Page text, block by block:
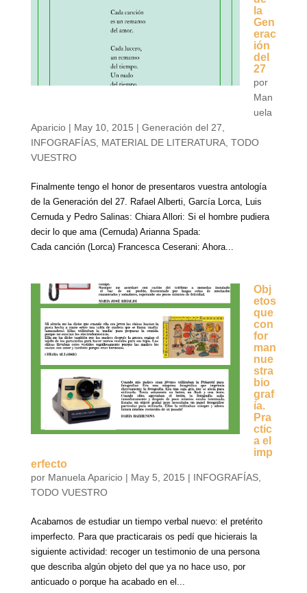
la
Gen
erac
ión
del
27
por
Man
uela
Aparicio| May 10, 2015 | Generación del 27
INFOGRAFÍAS, MATERIAL DE LITERATURA, TODO
VUESTRO
Finalmente tengo el honor de presentaros vuestra antología
de la Generación del 27. Rafael Alberti, García Lorca, Luis
Cernuda y Pedro Salinas: Chiara Allori: Si el hombre pudiera
decir lo que ama (Cernuda) Arianna Spada:
Cada canción (Lorca) Francesca Ceserani: Ahora...
Obj
etos
que
con
for
man
nue
stra
bio
graf
ía.
Pra
ctic
a el
imp
erfecto
por Manuela Aparicio| May 5, 2015 | INFOGRAFÍAS,
TODO VUESTRO
Acabamos de estudiar un tiempo verbal nuevo: el pretérito
imperfecto. Para que practicarais os pedí que hicierais la
siguiente actividad: recoger un testimonio de una persona
que describa algún objeto del que ya no hace uso, por
anticuado o porque ha acabado en el...